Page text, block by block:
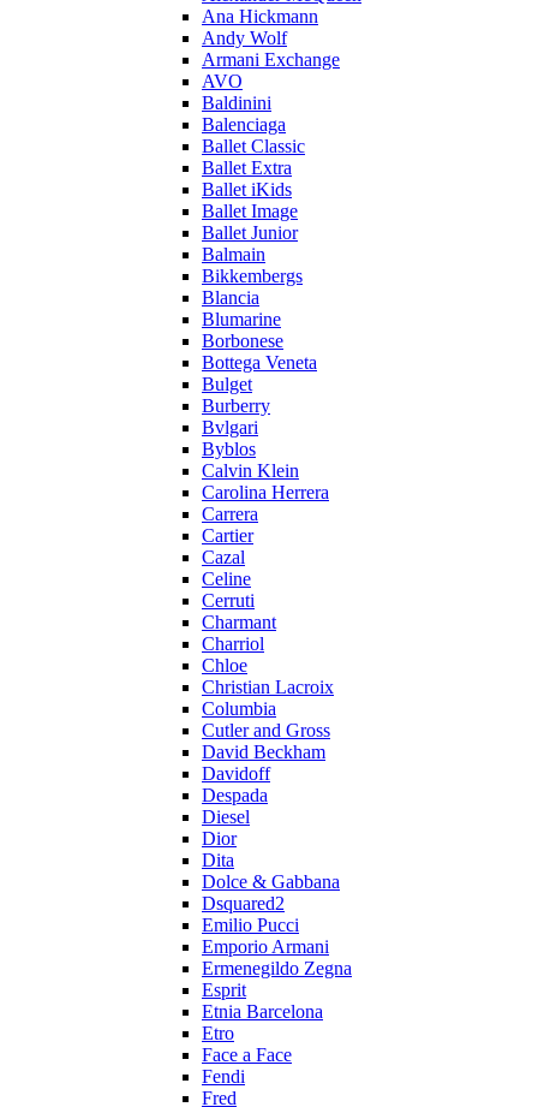
Ana Hickmann
Andy Wolf
Armani Exchange
AVO
Baldinini
Balenciaga
Ballet Classic
Ballet Extra
Ballet iKids
Ballet Image
Ballet Junior
Balmain
Bikkembergs
Blancia
Blumarine
Borbonese
Bottega Veneta
Bulget
Burberry
Bvlgari
Byblos
Calvin Klein
Carolina Herrera
Carrera
Cartier
Cazal
Celine
Cerruti
Charmant
Charriol
Chloe
Christian Lacroix
Columbia
Cutler and Gross
David Beckham
Davidoff
Despada
Diesel
Dior
Dita
Dolce & Gabbana
Dsquared2
Emilio Pucci
Emporio Armani
Ermenegildo Zegna
Esprit
Etnia Barcelona
Etro
Face a Face
Fendi
Fred